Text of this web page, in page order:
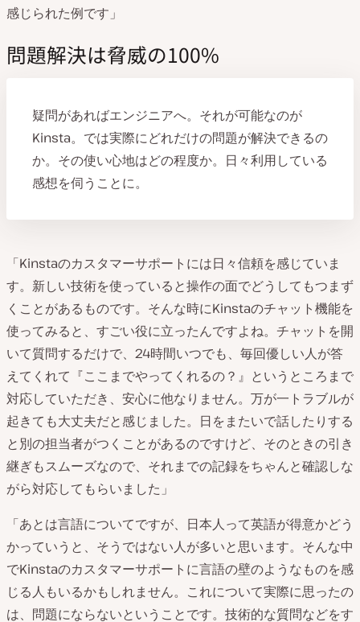
感じられた例です」
問題解決は脅威の100%
疑問があればエンジニアへ。それが可能なのが
Kinsta。では実際にどれだけの問題が解決できるの
か。その使い心地はどの程度か。日々利用している
感想を伺うことに。
「Kinstaのカスタマーサポートには日々信頼を感じていま
す。新しい技術を使っていると操作の面でどうしてもつまず
くことがあるものです。そんな時にKinstaのチャット機能を
使ってみると、すごい役に立ったんですよね。チャットを開
いて質問するだけで、24時間いつでも、毎回優しい人が答
えてくれて『ここまでやってくれるの？』というところまで
対応していただき、安心に他なりません。万が一トラブルが
起きても大丈夫だと感じました。日をまたいで話したりする
と別の担当者がつくことがあるのですけど、そのときの引き
継ぎもスムーズなので、それまでの記録をちゃんと確認しな
がら対応してもらいました」
「あとは言語についてですが、日本人って英語が得意かどう
かっていうと、そうではない人が多いと思います。そんな中
でKinstaのカスタマーサポートに言語の壁のようなものを感
じる人もいるかもしれません。これについて実際に思ったの
は、問題にならないということです。技術的な質問などをす